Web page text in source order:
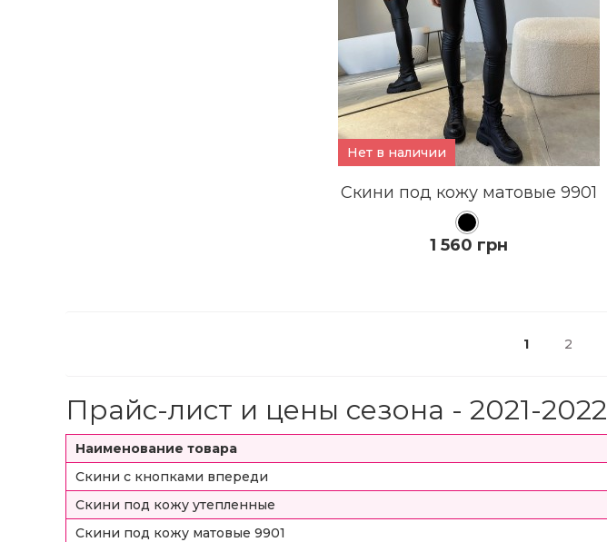
Нет в наличии
Скини под кожу матовые 9901
1 560 грн
1 2
Прайс-лист и цены сезона - 2021-2022
Наименование товара
Скини с кнопками впереди
Скини под кожу утепленные
Скини под кожу матовые 9901